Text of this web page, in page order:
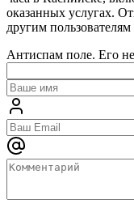
оказанных услугах.
другим
Антиспам поле. Его